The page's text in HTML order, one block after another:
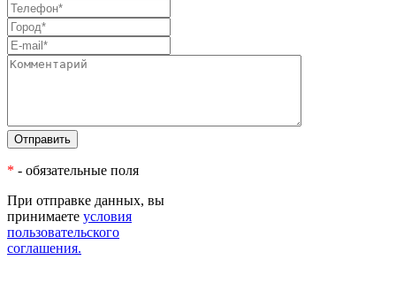
* - обязательные поля
При отправке данных, вы
принимаете условия
пользовательского
соглашения.